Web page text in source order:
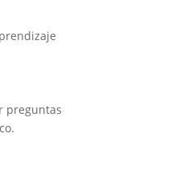
preguntas